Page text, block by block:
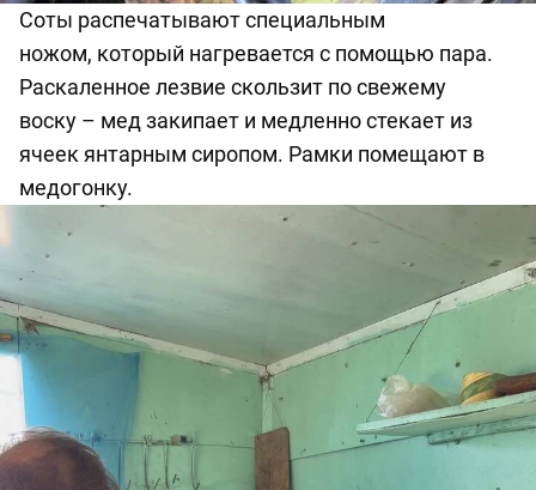
Соты распечатываютспециальным
ножом, который нагревается с помощью пара.
Раскаленное лезвие скользит по свежему
воску – мед закипает и медленно стекает из
ячеек янтарным сиропом. Рамки помещают в
медогонку.